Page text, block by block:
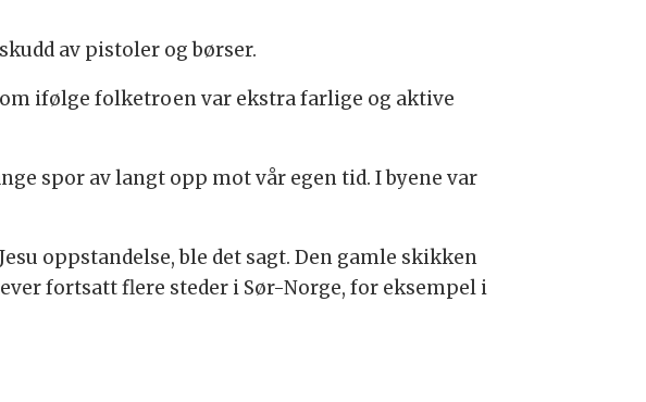
av pistoler og børser.
ifølge folketroen var ekstra farlige og aktive
spor av langt opp mot vår egen tid. I byene var
oppstandelse, ble det sagt. Den gamle skikken
fortsatt flere steder i Sør-Norge, for eksempel i